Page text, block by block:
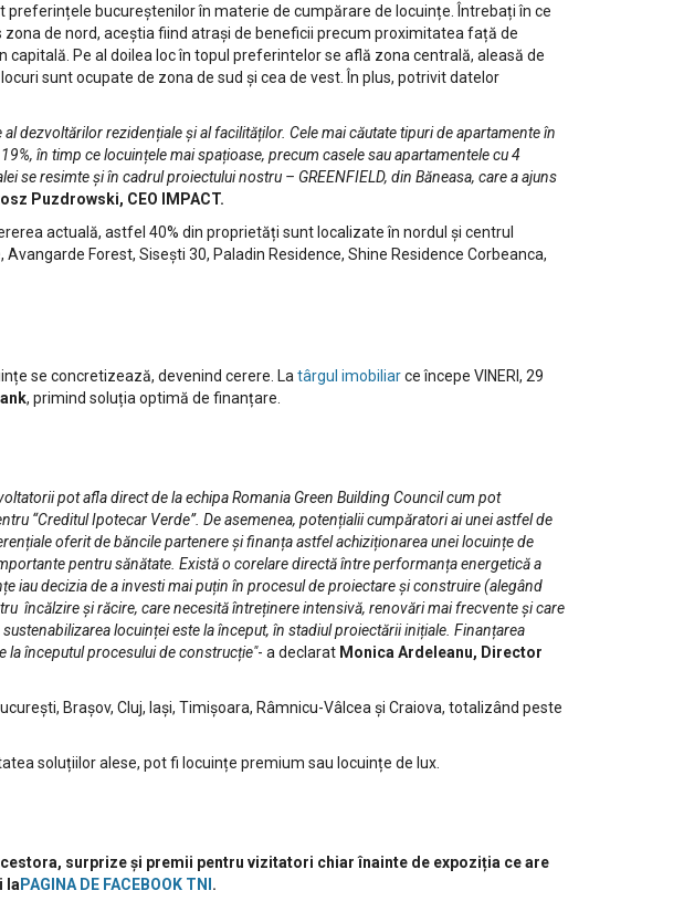
bucureștenilor în materie de cumpărare de locuințe. Întrebați în ce
de nord, aceștia fiind atrași de beneficii precum proximitatea față de
Pe al doilea loc în topul preferintelor se află zona centrală, aleasă de
sunt ocupate de zona de sud și cea de vest. În plus, potrivit datelor
dezvoltărilor rezidențiale și al facilităților. Cele mai căutate tipuri de apartamente în
în timp ce locuințele mai spațioase, precum casele sau apartamentele cu 4
resimte și în cadrul proiectului nostru – GREENFIELD, din Băneasa, care a ajuns
Puzdrowski, CEO IMPACT.
actuală, astfel 40% din proprietăți sunt localizate în nordul și centrul
Forest, Sisești 30, Paladin Residence, Shine Residence Corbeanca,
se concretizează, devenind cerere. La târgul imobiliarce începe VINERI, 29
, primind soluția optimă de finanțare.
pot afla direct de la echipa Romania Green Building Council cum pot
“Creditul Ipotecar Verde”. De asemenea, potențialii cumpăratori ai unei astfel de
oferit de băncile partenere și finanța astfel achiziționarea unei locuințe de
pentru sănătate. Există o corelare directă între performanța energetică a
iau decizia de a investi mai puțin în procesul de proiectare și construire (alegând
încălzire și răcire, care necesită întreținere intensivă, renovări mai frecvente și care
locuinței este la început, în stadiul proiectării inițiale. Finanțarea
la începutul procesului de construcție"- a declarat Monica Ardeleanu, Director
Brașov, Cluj, Iași, Timișoara, Râmnicu-Vâlcea și Craiova, totalizând peste
soluțiilor alese, pot fi locuințe premium sau locuințe de lux.
surprize și premii pentru vizitatori chiar înainte de expoziția ce are
la PAGINA DE FACEBOOK TNI .